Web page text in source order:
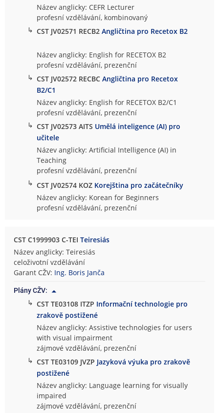
Název anglicky: CEFR Lecturer
profesní vzdělávání, kombinovaný
↳ CST JV02571 RECB2Angličtina pro Recetox B2
Název anglicky: English for RECETOX B2
profesní vzdělávání, prezenční
↳ CST JV02572 RECBCAngličtina pro Recetox
B2/C1
Název anglicky: English for RECETOX B2/C1
profesní vzdělávání, prezenční
↳ CST JV02573 AITS Umělá inteligence (AI) pro
učitele
Název anglicky: Artificial Intelligence (AI) in
Teaching
profesní vzdělávání, prezenční
↳ CST JV02574 KOZ Korejština pro začátečníky
Název anglicky: Korean for Beginners
profesní vzdělávání, prezenční
CST C1999903 C-TEITeiresiás
Název anglicky: Teiresiás
celoživotní vzdělávání
Garant CŽV: Ing. Boris Janča
Plány CŽV:
↳ CST TE03108 ITZP Informační technologie pro
zrakově postižené
Název anglicky: Assistive technologies for users
with visual impairment
zájmové vzdělávání, prezenční
↳ CST TE03109 JVZP Jazyková výuka pro zrakově
postižené
Název anglicky: Language learning for visually
impaired
zájmové vzdělávání, prezenční